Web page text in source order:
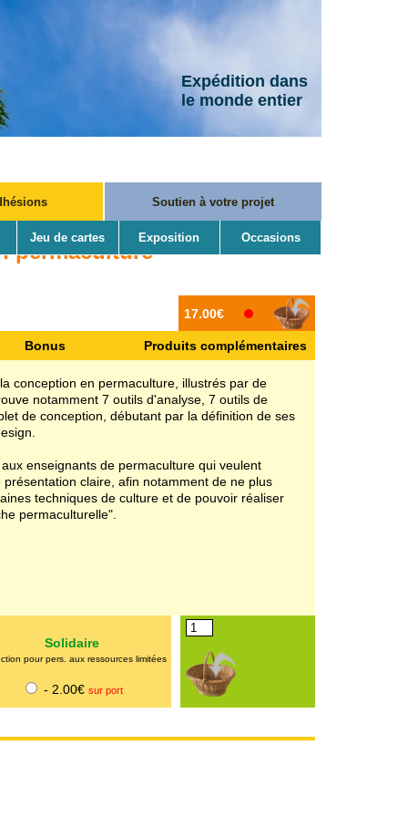
Expédition dans
le monde entier
Jeu de cartes Exposition Occasions
Soutien à votre projet
permaculture
17.00€
Bonus Produits complémentaires
conception en permaculture, illustrés par de
notamment 7 outils d'analyse, 7 outils de
de conception, débutant par la définition de ses
enseignants de permaculture qui veulent
claire, afin notamment de ne plus
techniques de culture et de pouvoir réaliser
permaculturelle".
Solidaire
pour pers. aux ressources limitées
- 2.00€sur port